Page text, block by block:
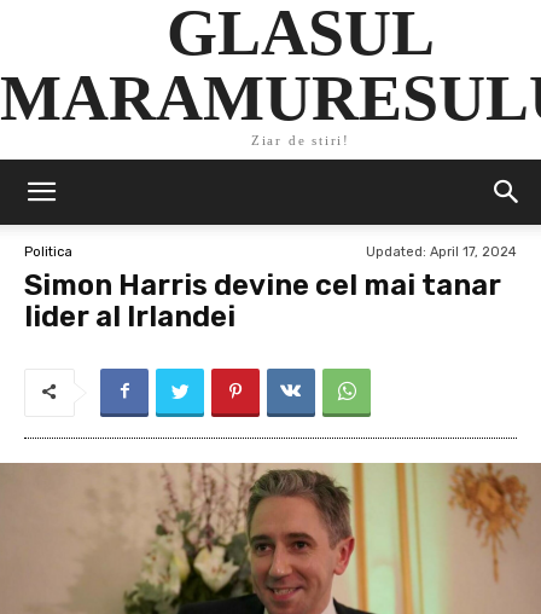
GLASUL
Ziar de stiri!
Politica Updated: April 17, 2024
Simon Harris devine cel mai tanar
lider al Irlandei